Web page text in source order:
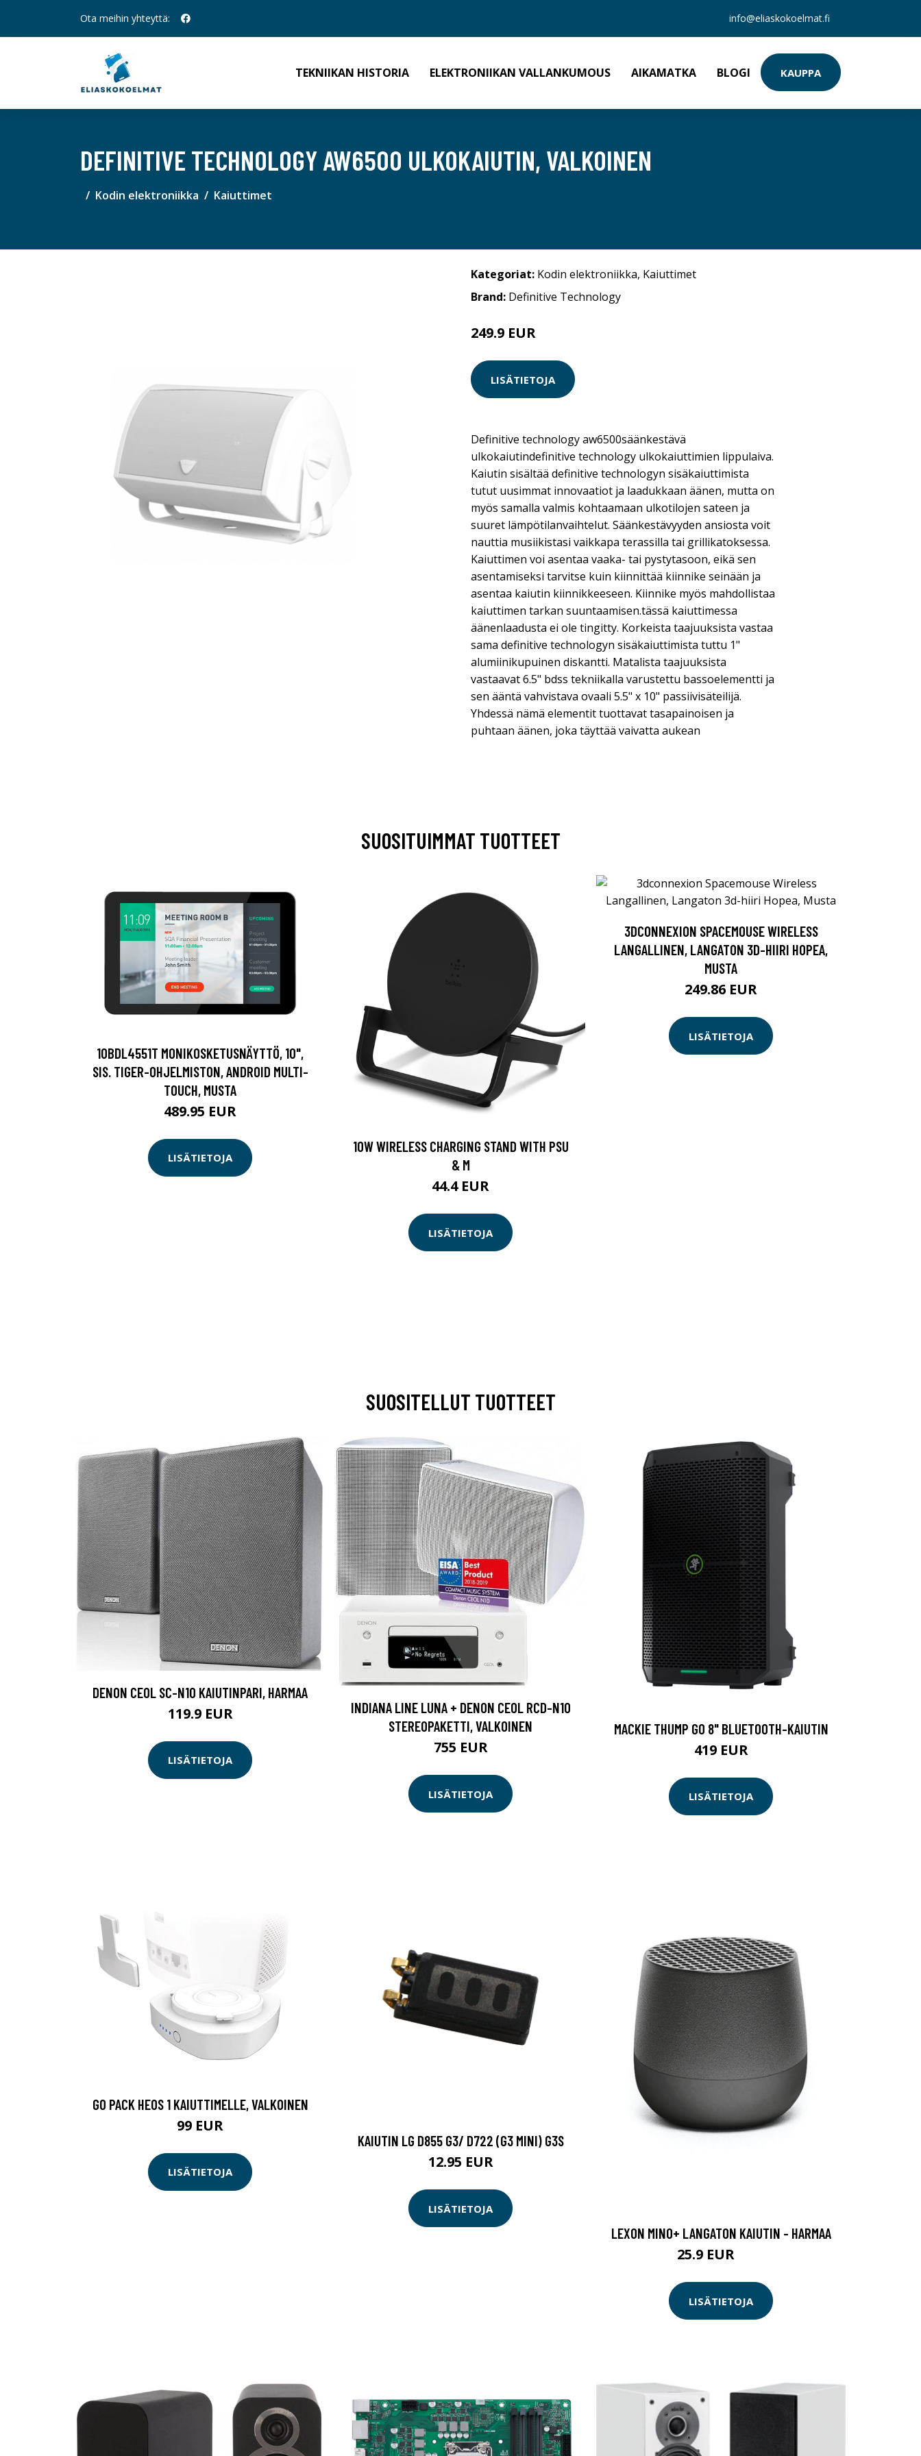
Ota meihin yhteyttä: info@eliaskokoelmat.fi
TEKNIIKAN HISTORIA ELEKTRONIIKAN VALLANKUMOUS AIKAMATKA BLOGI KAUPPA
DEFINITIVE TECHNOLOGY AW6500 ULKOKAIUTIN, VALKOINEN
Kodin elektroniikka Kaiuttimet
Kategoriat: Kodin elektroniikka, Kaiuttimet
Brand: Definitive Technology
249.9 EUR
LISÄTIETOJA
Definitive technology aw6500säänkestävä
ulkokaiutindefinitive technology ulkokaiuttimien lippulaiva.
Kaiutin sisältää definitive technologyn sisäkaiuttimista
tutut uusimmat innovaatiot ja laadukkaan äänen, mutta on
myös samalla valmis kohtaamaan ulkotilojen sateen ja
suuret lämpötilanvaihtelut. Säänkestävyyden ansiosta voit
nauttia musiikistasi vaikkapa terassilla tai grillikatoksessa.
Kaiuttimen voi asentaa vaaka- tai pystytasoon, eikä sen
asentamiseksi tarvitse kuin kiinnittää kiinnike seinään ja
asentaa kaiutin kiinnikkeeseen. Kiinnike myös mahdollistaa
kaiuttimen tarkan suuntaamisen.tässä kaiuttimessa
äänenlaadusta ei ole tingitty. Korkeista taajuuksista vastaa
sama definitive technologyn sisäkaiuttimista tuttu 1"
alumiinikupuinen diskantti. Matalista taajuuksista
vastaavat 6.5" bdss tekniikalla varustettu bassoelementti ja
sen ääntä vahvistava ovaali 5.5" x 10" passiivisäteilijä.
Yhdessä nämä elementit tuottavat tasapainoisen ja
puhtaan äänen, joka täyttää vaivatta aukean
SUOSITUIMMAT TUOTTEET
10BDL4551T MONIKOSKETUSNÄYTTÖ, 10",
SIS. TIGER-OHJELMISTON, ANDROID MULTI-
TOUCH, MUSTA
489.95 EUR
LISÄTIETOJA
10W WIRELESS CHARGING STAND WITH PSU
& M
44.4 EUR
LISÄTIETOJA
3DCONNEXION SPACEMOUSE WIRELESS
LANGALLINEN, LANGATON 3D-HIIRI HOPEA,
MUSTA
249.86 EUR
LISÄTIETOJA
SUOSITELLUT TUOTTEET
DENON CEOL SC-N10 KAIUTINPARI, HARMAA
119.9 EUR
LISÄTIETOJA
INDIANA LINE LUNA + DENON CEOL RCD-N10
STEREOPAKETTI, VALKOINEN
755 EUR
LISÄTIETOJA
MACKIE THUMP GO 8" BLUETOOTH-KAIUTIN
419 EUR
LISÄTIETOJA
GO PACK HEOS 1 KAIUTTIMELLE, VALKOINEN
99 EUR
LISÄTIETOJA
KAIUTIN LG D855 G3/ D722 (G3 MINI) G3S
12.95 EUR
LISÄTIETOJA
LEXON MINO+ LANGATON KAIUTIN - HARMAA
25.9 EUR
LISÄTIETOJA